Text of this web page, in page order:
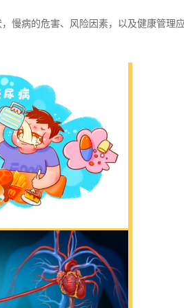
慢病的危害、风险因素，以及健康管理